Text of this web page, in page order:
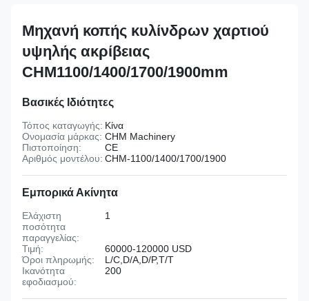
Μηχανή κοπής κυλίνδρων χαρτιού
υψηλής ακρίβειας
CHM1100/1400/1700/1900mm
Βασικές Ιδιότητες
Τόπος καταγωγής: Κίνα
Ονομασία μάρκας: CHM Machinery
Πιστοποίηση:
CE
Αριθμός μοντέλου: CHM-1100/1400/1700/1900
Εμπορικά Ακίνητα
Ελάχιστη
ποσότητα
παραγγελίας:
1
Τιμή:
60000-120000 USD
Όροι πληρωμής:
L/C,D/A,D/P,T/T
Ικανότητα
εφοδιασμού:
200